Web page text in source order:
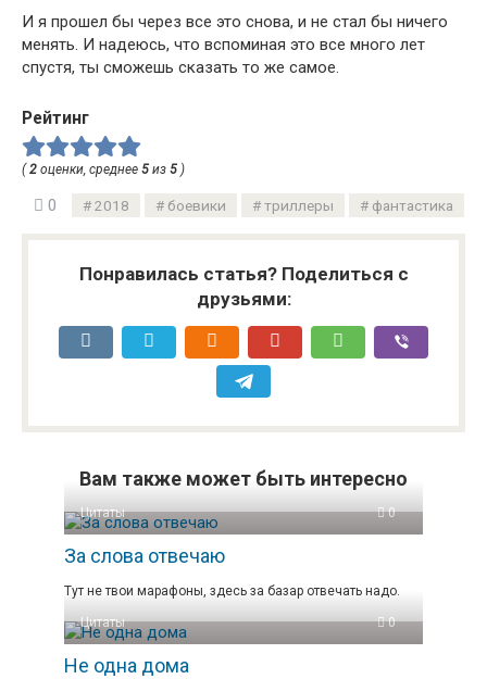
И я прошел бы через все это снова, и не стал бы ничего
менять. И надеюсь, что вспоминая это все много лет
спустя, ты сможешь сказать то же самое.
Рейтинг
(2 оценки, среднее 5 из 5 )
0 2018 боевики триллеры фантастика
Понравилась статья? Поделиться с
друзьями:
Вам также может быть интересно
Цитаты 0
За слова отвечаю
Тут не твои марафоны, здесь за базар отвечать надо.
Цитаты 0
Не одна дома